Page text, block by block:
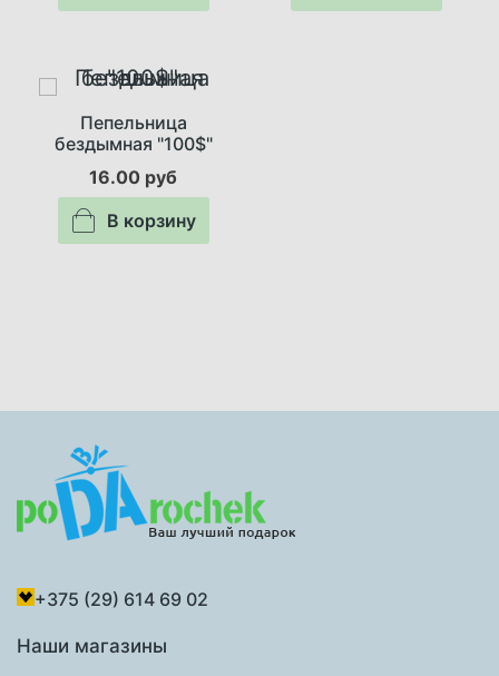
Пепельница
бездымная "100$"
16.00 руб
В корзину
+375 (29) 614 69 02
Наши магазины